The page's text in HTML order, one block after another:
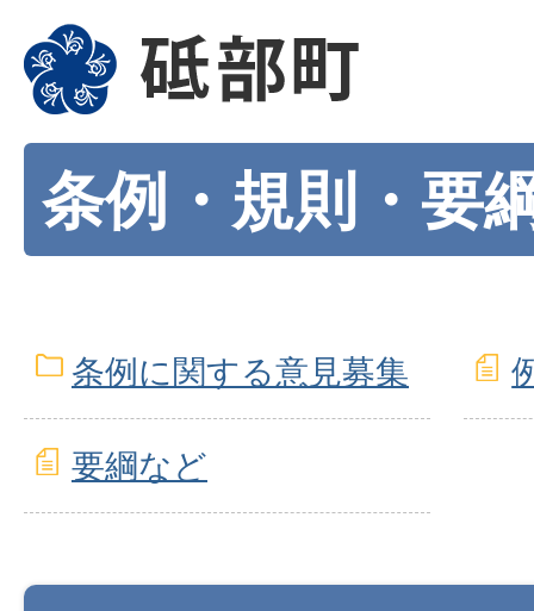
条例・規則・要
条例に関する意見募集
要綱など